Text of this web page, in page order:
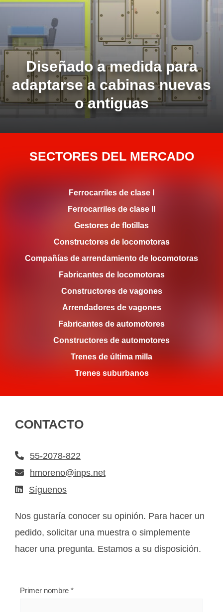
Diseñado a medida para
adaptarse a cabinas nuevas
o antiguas
SECTORES DEL MERCADO
Ferrocarriles de clase I
Ferrocarriles de clase II
Gestores de flotillas
Constructores de locomotoras
Compañías de arrendamiento de locomotoras
Fabricantes de locomotoras
Constructores de vagones
Arrendadores de vagones
Fabricantes de automotores
Constructores de automotores
Trenes de última milla
Trenes suburbanos
CONTACTO
55-2078-822
hmoreno@inps.net
Síguenos
Nos gustaría conocer su opinión. Para hacer un
pedido, solicitar una muestra o simplemente
hacer una pregunta. Estamos a su disposición.
Primer nombre *